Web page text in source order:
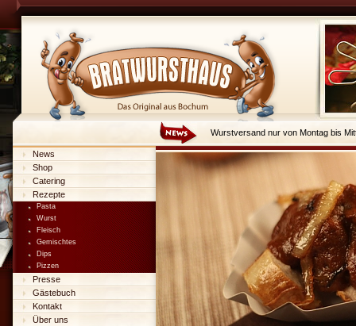
Wurstversand nur von Montag bis
News
Shop
Catering
Rezepte
Pasta
Wurst
Fleisch
Gemischtes
Dips
Pizzen
Presse
Gästebuch
Kontakt
Über uns